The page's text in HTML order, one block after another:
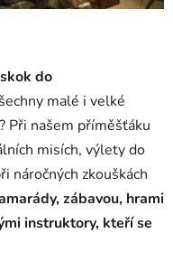
do
malé i velké
Při našem příměšťáku
misích, výlety do
náročných zkouškách
zábavou, hrami
instruktory, kteří se